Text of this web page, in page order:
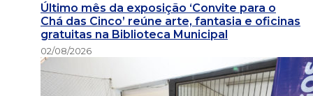
Último mês da exposição ‘Convite para o
Chá das Cinco’ reúne arte, fantasia e oficinas
gratuitas na Biblioteca Municipal
02/08/2026